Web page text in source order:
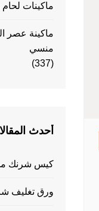
ماكينات
منسي
(337)
أحدث
كيس شرنك
ورق تغليف